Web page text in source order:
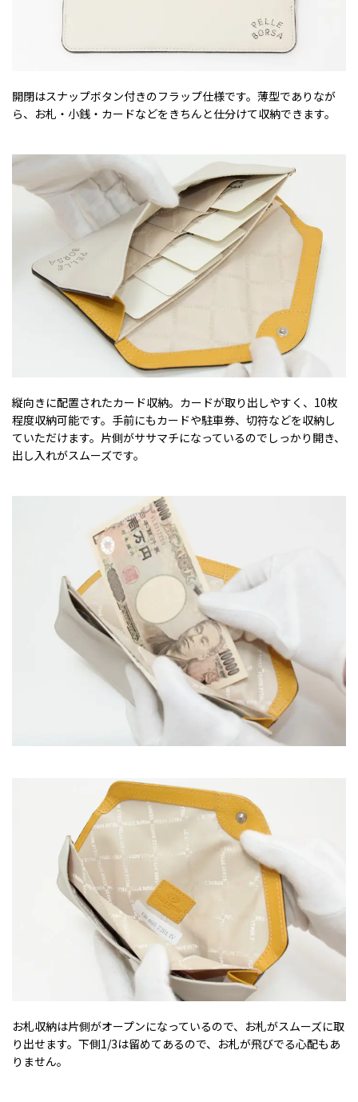
開閉はスナップボタン付きのフラップ仕様です。薄型でありなが
ら、お札・小銭・カードなどをきちんと仕分けて収納できます。
縦向きに配置されたカード収納。カードが取り出しやすく、10枚
程度収納可能です。手前にもカードや駐車券、切符などを収納し
ていただけます。片側がササマチになっているのでしっかり開き、
出し入れがスムーズです。
お札収納は片側がオープンになっているので、お札がスムーズに取
り出せます。下側1/3は留めてあるので、お札が飛びでる心配もあ
りません。